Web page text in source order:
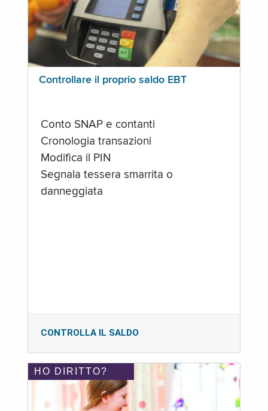
Controllare il proprio saldo EBT
Conto SNAP e contanti
Cronologia transazioni
Modifica il PIN
Segnala tessera smarrita o
danneggiata
CONTROLLA IL SALDO
HO DIRITTO?